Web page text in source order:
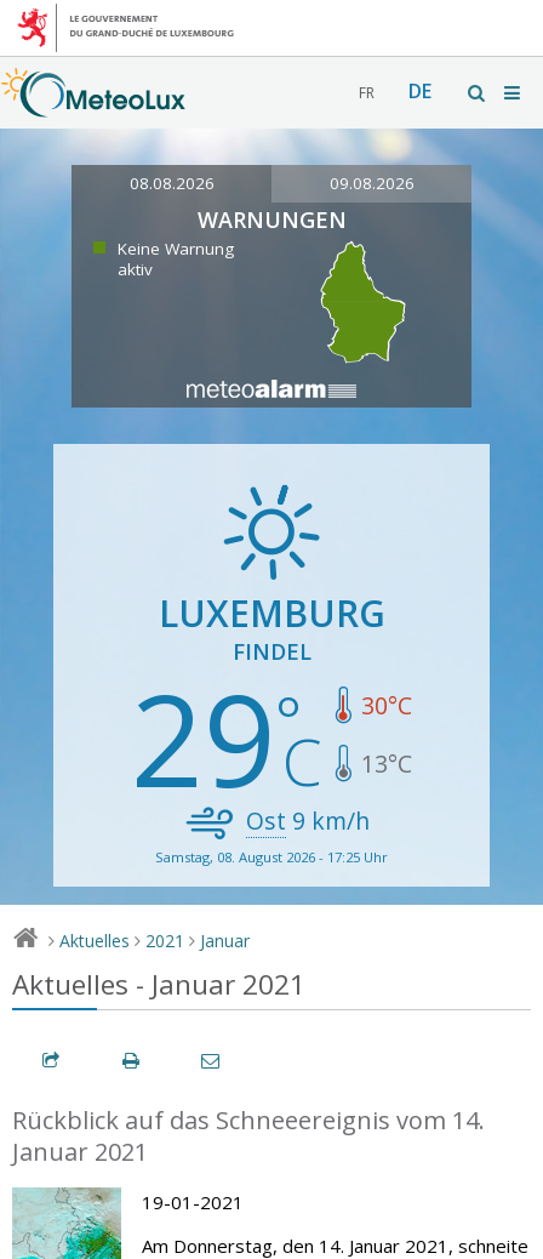
FR DE
08.08.2026 09.08.2026
WARNUNGEN
Keine Warnung
aktiv
LUXEMBURG
FINDEL
29 30°C
13°C
Ost 9 km/h
Samstag, 08. August 2026 - 17:25 Uhr
> Aktuelles > 2021 > Januar
Aktuelles - Januar 2021
Rückblick auf das Schneeereignis vom 14.
Januar 2021
19-01-2021
Am Donnerstag, den 14. Januar 2021, schneite